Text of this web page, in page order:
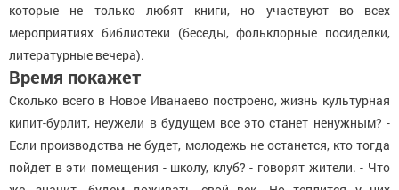
которые не только любят книги, но участвуют во всех
мероприятиях библиотеки (беседы, фольклорные посиделки,
литературные вечера).
Время покажет
Сколько всего в Новое Иванаево построено, жизнь культурная
кипит-бурлит, неужели в будущем все это станет ненужным? -
Если производства не будет, молодежь не останется, кто тогда
пойдет в эти помещения - школу, клуб? - говорят жители. - Что